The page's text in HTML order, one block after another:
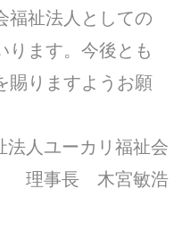
福祉法人としての
ります。今後とも
賜りますようお願
法人ユーカリ福祉会
理事長 木宮敏浩